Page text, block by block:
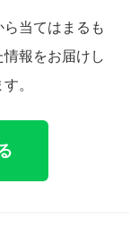
当てはまるも
報をお届けし
。